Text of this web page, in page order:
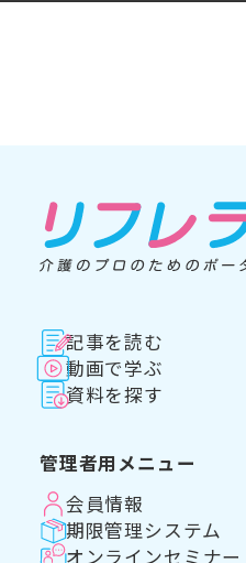
記事を読む
動画で学ぶ
資料を探す
管理者用メニュー
会員情報
期限管理システム
オンラインセミナー